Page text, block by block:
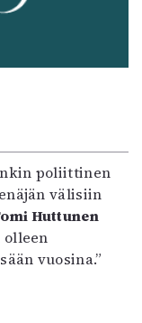
poliittinen
välisiin
Huttunen
vuosina.”